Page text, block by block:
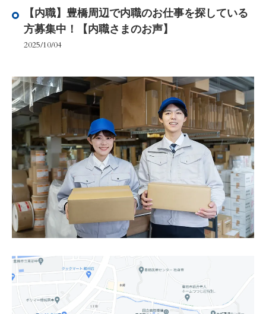
【内職】豊橋周辺で内職のお仕事を探している
方募集中！【内職さまのお声】
2025/10/04